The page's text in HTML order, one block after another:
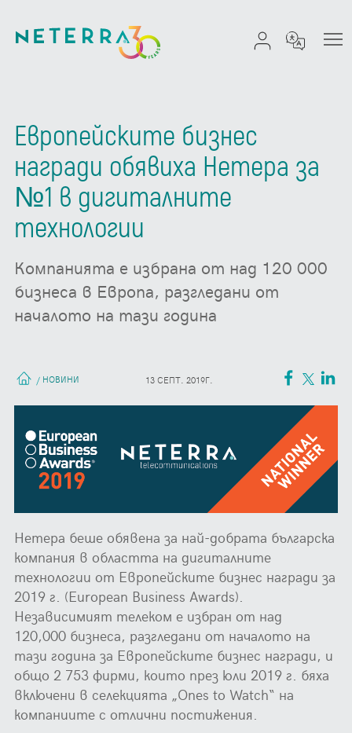
Европейските бизнес
награди обявиха Нетера за
№1 в дигиталните
технологии
Компанията е избрана от над 120 000
бизнеса в Европа, разгледани от
началото на тази година
/ НОВИНИ 13 СЕПТ. 2019Г.
Нетера беше обявена за най-добрата българска
компания в областта на дигиталните
технологии от Европейските бизнес награди за
2019 г. (European Business Awards).
Независимият телеком е избран от над
120,000 бизнеса, разгледани от началото на
тази година за Европейските бизнес награди, и
общо 2 753 фирми, които през юли 2019 г. бяха
включени в селекцията „Ones to Watch“ на
компаниите с отлични постижения.